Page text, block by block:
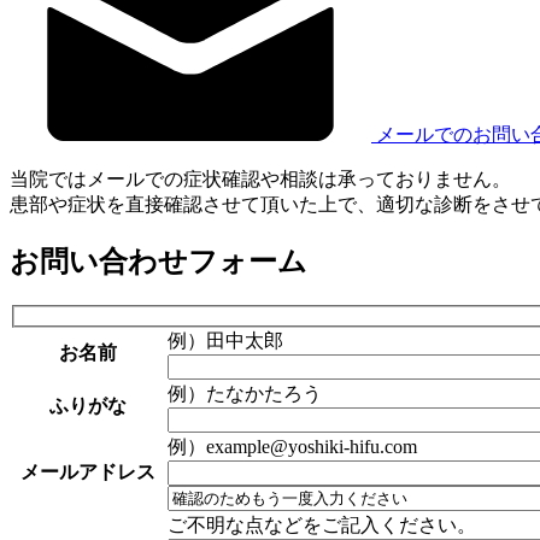
メールでのお問い
当院ではメールでの症状確認や相談は承っておりません。
患部や症状を直接確認させて頂いた上で、適切な診断をさせ
お問い合わせフォーム
お名前
例）田中太郎
ふりがな
例）たなかたろう
メールアドレス
例）example@yoshiki-hifu.com
ご不明な点などをご記入ください。